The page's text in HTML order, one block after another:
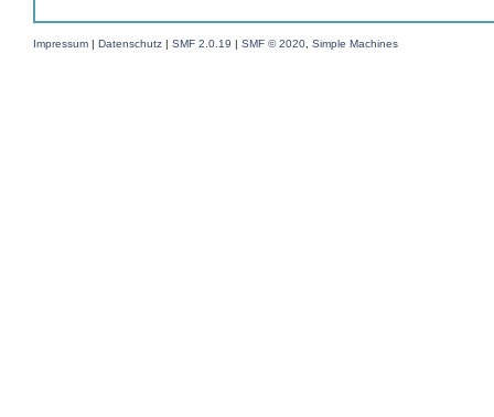
Impressum | Datenschutz | SMF 2.0.19 | SMF © 2020 Simple Machines